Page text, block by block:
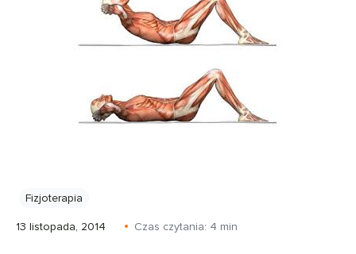
Fizjoterapia
13 listopada, 2014 Czas czytania: 4 min